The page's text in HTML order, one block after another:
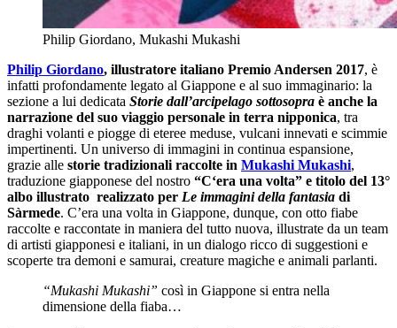
Philip Giordano, Mukashi Mukashi
Philip Giordano, illustratore italiano Premio Andersen 2017, è
infatti profondamente legato al Giappone e al suo immaginario: la
sezione a lui dedicata Storie dall’arcipelago sottosopra è anche la
narrazione del suo viaggio personale in terra nipponica, tra
draghi volanti e piogge di eteree meduse, vulcani innevati e scimmie
impertinenti. Un universo di immagini in continua espansione,
grazie alle storie tradizionali raccolte in Mukashi Mukashi,
traduzione giapponese del nostro “C‘era una volta” e titolo del 13°
albo illustrato realizzato per Le immagini della fantasia di
Sàrmede. C’era una volta in Giappone, dunque, con otto fiabe
raccolte e raccontate in maniera del tutto nuova, illustrate da un team
di artisti giapponesi e italiani, in un dialogo ricco di suggestioni e
scoperte tra demoni e samurai, creature magiche e animali parlanti.
“Mukashi Mukashi” così in Giappone si entra nella
dimensione della fiaba…